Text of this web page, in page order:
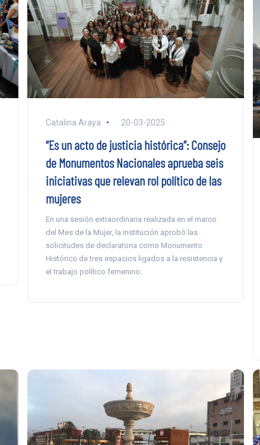
Catalina Araya 20-03-2025
“Es un acto de justicia histórica”: Consejo
de Monumentos Nacionales aprueba seis
iniciativas que relevan rol político de las
mujeres
En una sesión extraordinaria realizada en el marco
del Mes de la Mujer, la institución aprobó las
solicitudes de declaratoria como Monumento
Histórico de tres espacios ligados a la resistencia y
el trabajo político femenino.